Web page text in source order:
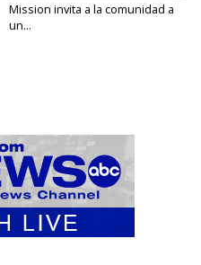
Mission invita a la comunidad a
un...